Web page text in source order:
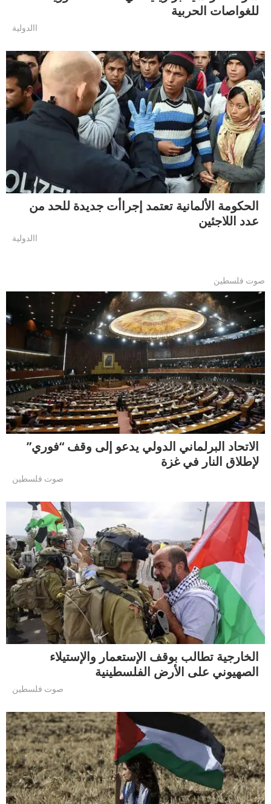
للغواصات الحربية
االدولية
الحكومة الألمانية تعتمد إجراأت جديدة للحد من
عدد اللاجئين
االدولية
صوت فلسطين
الاتحاد البرلماني الدولي يدعو إلى وقف “فوري”
لإطلاق النار في غزة
صوت فلسطين
الخارجية تطالب بوقف الإستعمار والإستيلاء
الصهيوني على الأرض الفلسطينية
صوت فلسطين